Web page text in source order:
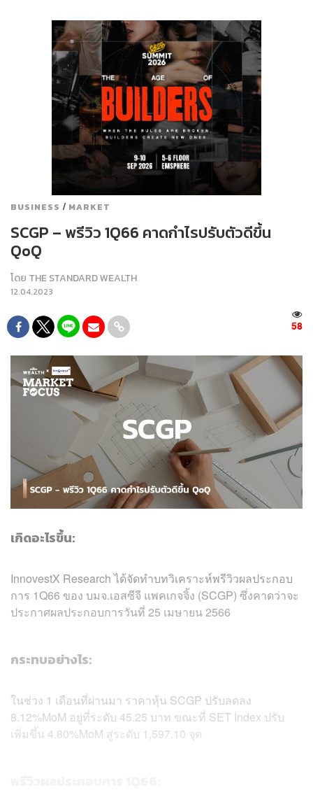
BUSINESS / MARKET
SCGP – พรีวิว 1Q66 คาดกำไรปรับตัวดีขึ้น
QoQ
โดย THE STANDARD WEALTH
12.04.2023
58
เกิดอะไรขึ้น:
InnovestX Research ได้จัดทำบทวิเคราะห์พรีวิวผลประกอบ
การ 1Q66 ของ บมจ.เอสซีจี แพคเกจจิ้ง (SCGP) ซึ่งคาดว่าจะ
ประกาศผลประกอบการวันที่ 25 เมษายน 2566
กระทบอย่างไร:
ในช่วง 1 เดือนที่ผ่านมา ราคาหุ้น SCGP ปรับลดลง
8.12%MoM อยู่ที่ระดับ 45.25 บาท ขณะที่ SET Index ปรับ
เพิ่มขึ้น 4.80%MoM สู่ระดับ 1,597.10 จุด